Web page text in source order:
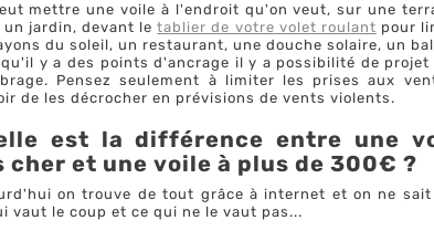
mettre une voile à l'endroit qu'on veut, sur une
un jardin, devant letablier de votre volet roulant pour
du soleil, un restaurant, une douche solaire, un
y a des points d'ancrage il y a possibilité de projet
Pensez seulement à limiter les prises aux
de les décrocher en prévisions de vents violents.
est la différence entre une
cher et une voile à plus de 300€ ?
on trouve de tout grâce à internet et on ne sait
vaut le coup et ce qui ne le vaut pas...